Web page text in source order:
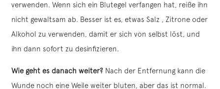
verwenden. Wenn sich ein Blutegel verfangen hat, reiße ihn
nicht gewaltsam ab. Besser ist es, etwas Salz , Zitrone oder
Alkohol zu verwenden, damit er sich von selbst löst, und
ihn dann sofort zu desinfizieren.
Wie geht es danach weiter? Nach der Entfernung kann die
Wunde noch eine Weile weiter bluten, aber das ist normal.